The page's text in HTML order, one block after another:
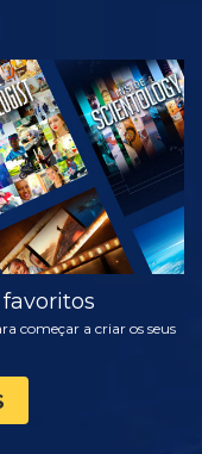
EXPLORAR A
SÉRIE
começar a criar os seus